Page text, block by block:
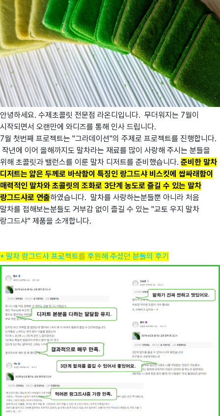
안녕하세요. 수제초콜릿 전문점 라온디입니다. 무더워지는 7월이
시작되면서 오랜만에 와디즈를 통해 인사 드립니다.
7월 첫번째 프로젝트는 "그라데이션"의 주제로 프로젝트를 진행합니다.
작년에 이어 올해까지도 말차라는 재료를 많이 사랑해 주시는 분들을
위해 초콜릿과 밸런스를 이룬 말차 디저트를 준비했습니다. 준비한 말차
디저트는 얇은 두께로 바삭함이 특징인 랑그드샤 비스킷에 쌉싸래함이
매력적인 말차와 초콜릿의 조화로 3단계 농도로 즐길 수 있는 말차
랑그드샤로 연출하였습니다. 말차를 사랑하는분들뿐 아니라 처음
말차를 접해보는분들도 거부감 없이 즐길 수 있는 "교토 우지 말차
랑그드샤" 제품을 소개합니다.
* 말차 랑그드샤 프로젝트를 후원해 주셨던 분들의 후기